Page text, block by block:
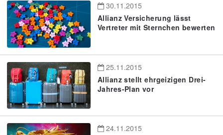
30.11.2015
Allianz Versicherung lässt
Vertreter mit Sternchen bewerten
25.11.2015
Allianz stellt ehrgeizigen Drei-
Jahres-Plan vor
24.11.2015